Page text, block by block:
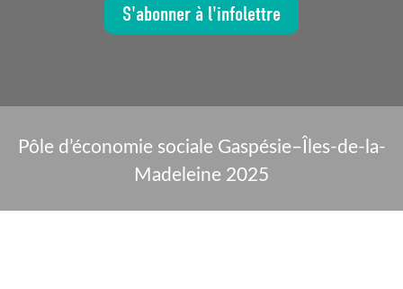
S'abonner à l'infolettre
Pôle d’économie sociale Gaspésie–Îles-de-la-
Madeleine 2025